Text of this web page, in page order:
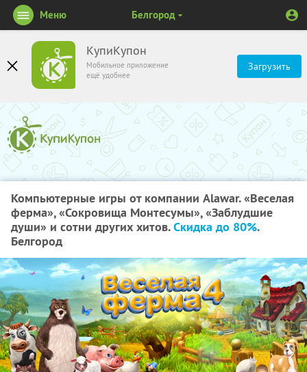
КупиКупон
Мобильное приложение
ещё удобнее
Загрузить
Меню Белгород
Компьютерные игры от компании Alawar. «Веселая
ферма», «Сокровища Монтесумы», «Заблудшие
души» и сотни других хитов.Скидка до 80%.
Белгород